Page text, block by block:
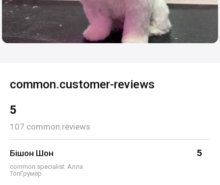
common.customer-reviews
5
107 common.reviews
Бішон Шон 5
common.specialist: Алла
ТопГрумер